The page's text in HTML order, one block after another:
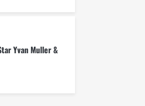
Yvan Muller &